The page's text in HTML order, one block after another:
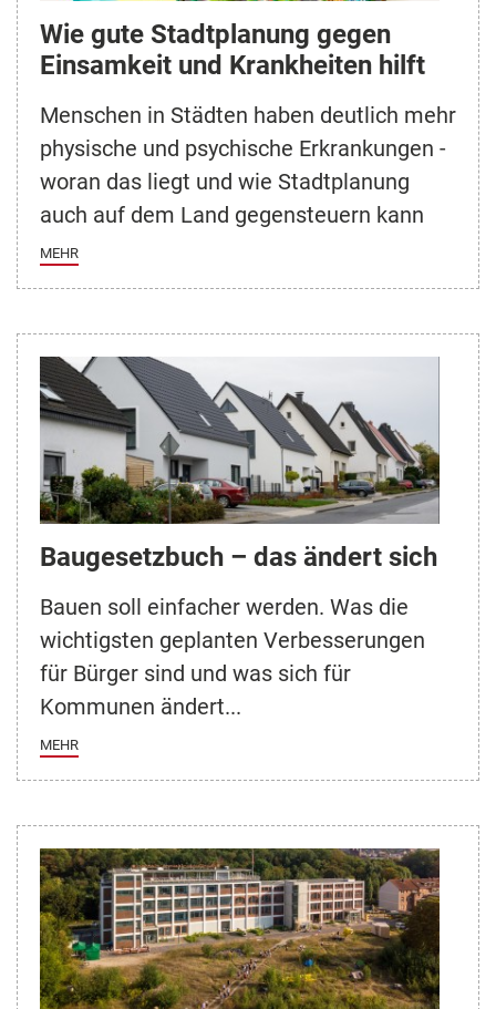
Wie gute Stadtplanung gegen
Einsamkeit und Krankheiten hilft
Menschen in Städten haben deutlich mehr
physische und psychische Erkrankungen -
woran das liegt und wie Stadtplanung
auch auf dem Land gegensteuern kann
MEHR
Baugesetzbuch – das ändert sich
Bauen soll einfacher werden. Was die
wichtigsten geplanten Verbesserungen
für Bürger sind und was sich für
Kommunen ändert...
MEHR